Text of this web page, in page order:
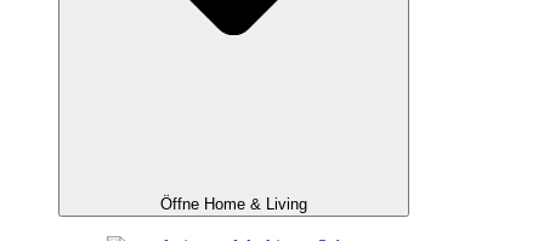
Öffne Home & Living